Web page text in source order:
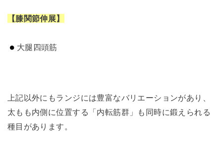
【膝関節伸展】
大腿四頭筋
上記以外にもランジには豊富なバリエーションがあり、
太もも内側に位置する「内転筋群」も同時に鍛えられる
種目があります。